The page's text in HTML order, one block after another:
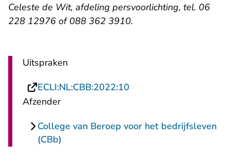
Celeste de Wit, afdeling persvoorlichting, tel. 06
228 12976 of 088 362 3910.
Uitspraken
ECLI:NL:CBB:2022:10
Afzender
College van Beroep voor het bedrijfsleven
(CBb)